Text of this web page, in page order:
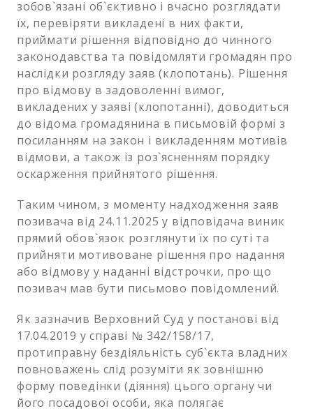
зобов`язані об`єктивно і вчасно розглядати
їх, перевіряти викладені в них факти,
приймати рішення відповідно до чинного
законодавства та повідомляти громадян про
наслідки розгляду заяв (клопотань). Рішення
про відмову в задоволенні вимог,
викладених у заяві (клопотанні), доводиться
до відома громадянина в письмовій формі з
посиланням на закон і викладенням мотивів
відмови, а також із роз`ясненням порядку
оскарження прийнятого рішення.
Таким чином, з моменту надходження заяв
позивача від 24.11.2025 у відповідача виник
прямий обов`язок розглянути їх по суті та
прийняти мотивоване рішення про надання
або відмову у наданні відстрочки, про що
позивач мав бути письмово повідомлений.
Як зазначив Верховний Суд у постанові від
17.04.2019 у справі № 342/158/17,
протиправну бездіяльність суб`єкта владних
повноважень слід розуміти як зовнішню
форму поведінки (діяння) цього органу чи
його посадової особи, яка полягає